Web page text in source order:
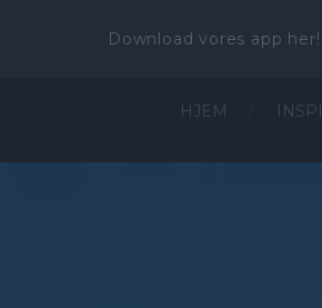
Download vores app her!
HJEM